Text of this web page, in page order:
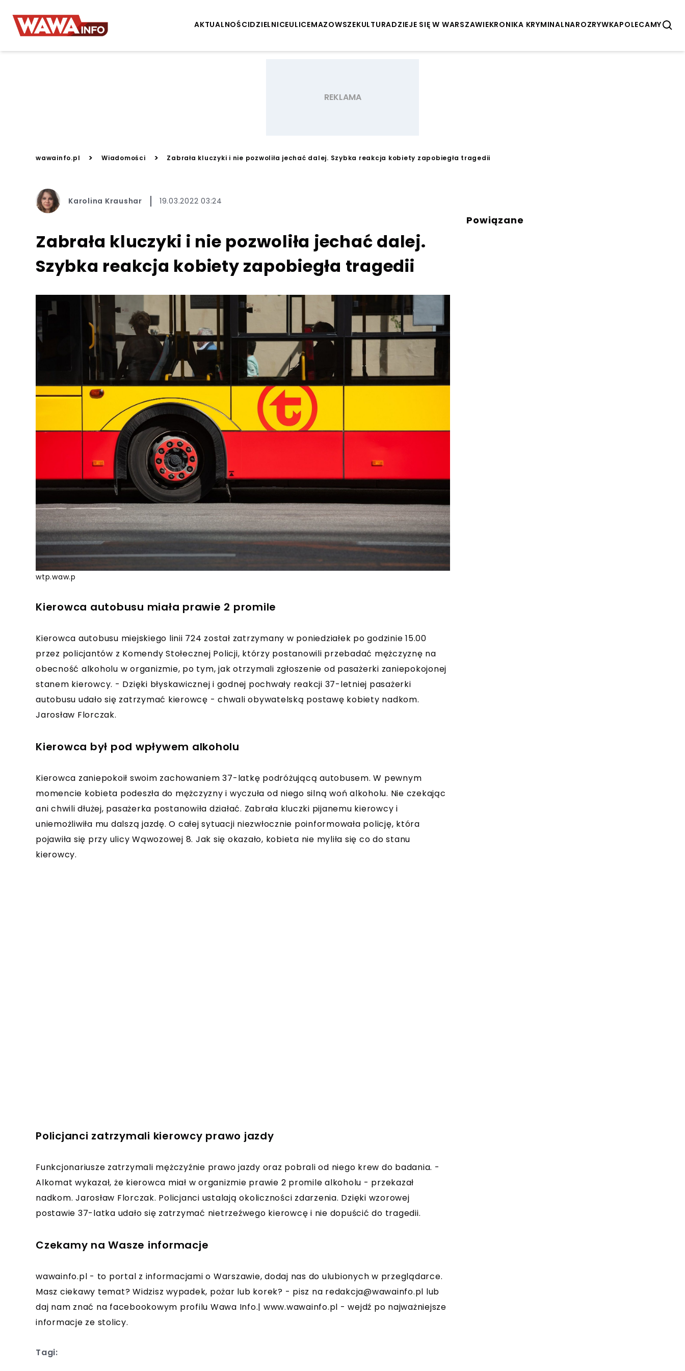
AKTUALNOŚCIDZIELNICEULICEMAZOWSZEKULTURADZIEJE SIĘ W WARSZAWIEKRONIKA KRYMINALNAROZRYWKAPOLECAMY
wawainfo.pl > Wiadomości > Zabrała kluczyki i nie pozwoliła jechać dalej. Szybka reakcja kobiety zapobiegła tragedii
Karolina Kraushar 19.03.2022 03:24
Zabrała kluczyki i nie pozwoliła jechać dalej.
Szybka reakcja kobiety zapobiegła tragedii
wtp.waw.p
Kierowca autobusu miała prawie 2 promile
Kierowca autobusu miejskiego linii 724 został zatrzymany w poniedziałek po godzinie 15.00
przez policjantów z Komendy Stołecznej Policji, którzy postanowili przebadać mężczyznę na
obecność alkoholu w organizmie, po tym, jak otrzymali zgłoszenie od pasażerki zaniepokojonej
stanem kierowcy. - Dzięki błyskawicznej i godnej pochwały reakcji 37-letniej pasażerki
autobusu udało się zatrzymać kierowcę - chwali obywatelską postawę kobiety nadkom.
Jarosław Florczak.
Kierowca był pod wpływem alkoholu
Kierowca zaniepokoił swoim zachowaniem 37-latkę podróżującą autobusem. W pewnym
momencie kobieta podeszła do mężczyzny i wyczuła od niego silną woń alkoholu. Nie czekając
ani chwili dłużej, pasażerka postanowiła działać. Zabrała kluczki pijanemu kierowcy i
uniemożliwiła mu dalszą jazdę. O całej sytuacji niezwłocznie poinformowała policję, która
pojawiła się przy ulicy Wąwozowej 8. Jak się okazało, kobieta nie myliła się co do stanu
kierowcy.
Policjanci zatrzymali kierowcy prawo jazdy
Funkcjonariusze zatrzymali mężczyźnie prawo jazdy oraz pobrali od niego krew do badania. -
Alkomat wykazał, że kierowca miał w organizmie prawie 2 promile alkoholu - przekazał
nadkom. Jarosław Florczak. Policjanci ustalają okoliczności zdarzenia. Dzięki wzorowej
postawie 37-latka udało się zatrzymać nietrzeźwego kierowcę i nie dopuścić do tragedii.
Czekamy na Wasze informacje
wawainfo.pl - to portal z informacjami o Warszawie, dodaj nas do ulubionych w przeglądarce.
Masz ciekawy temat? Widzisz wypadek, pożar lub korek? - pisz na redakcja@wawainfo.pl lub
daj nam znać na facebookowym profilu Wawa Info.| www.wawainfo.pl - wejdź po najważniejsze
informacje ze stolicy.
Tagi:
Powiązane